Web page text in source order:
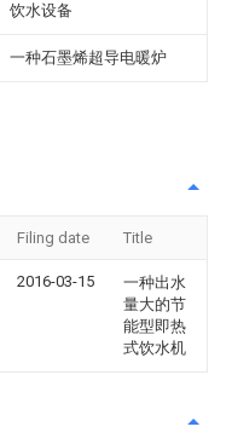
饮水设备
一种石墨烯超导电暖炉
Filing date Title
2016-03-15
一种出水
量大的节
能型即热
式饮水机